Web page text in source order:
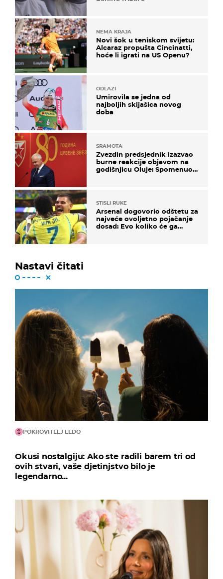
NEMA KRAJA
Novi šok u teniskom svijetu:
Alcaraz propušta Cincinatti,
hoće li igrati na US Openu?
ODLAZI
Umirovila se jedna od
najboljih skijašica novog
doba
SRAMOTA
Zvezdin predsjednik izazvao
burne reakcije objavom na
godišnjicu Oluje: Spomenuo
STISLI RUKE
Arsenal dogovorio odštetu za
najveće ovoljetno pojačanje
dosad: Evo koliko će ga
Nastavi čitati
POKROVITELJ LEDO
Okusi nostalgiju: Ako ste radili barem tri od
ovih stvari, vaše djetinjstvo bilo je
legendarno...